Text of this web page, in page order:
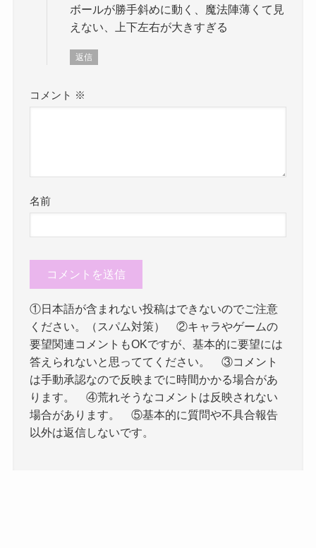
ボールが勝手斜めに動く、魔法陣薄くて見
えない、上下左右が大きすぎる
返信
コメント ※
名前
①日本語が含まれない投稿はできないのでご注意
ください。（スパム対策） ②キャラやゲームの
要望関連コメントもOKですが、基本的に要望には
答えられないと思っててください。 ③コメント
は手動承認なので反映までに時間かかる場合があ
ります。 ④荒れそうなコメントは反映されない
場合があります。 ⑤基本的に質問や不具合報告
以外は返信しないです。